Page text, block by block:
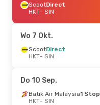
ScootDirect
HKT- SIN
SIN- HKT
ScootDirect
HKT- SIN
Wo 7 Okt.
ScootDirect
HKT- SIN
Do 10 Sep.
Batik Air Malaysia1 Stop
HKT- SIN